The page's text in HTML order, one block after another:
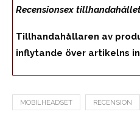
Recensionsex
Tillhandahållaren av
inflytande över artikelns
MOBILHEADSET RECENSION